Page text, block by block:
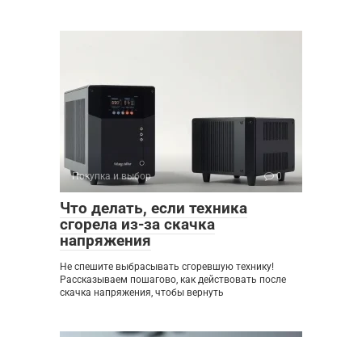
Покупка и выбор 0
Что делать, если техника
сгорела из-за скачка
напряжения
Не спешите выбрасывать сгоревшую технику!
Рассказываем пошагово, как действовать после
скачка напряжения, чтобы вернуть